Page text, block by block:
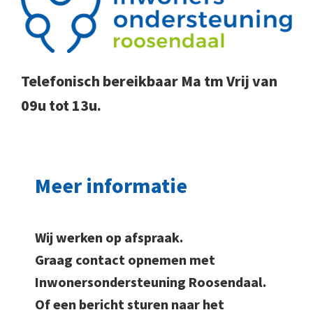
Telefonisch bereikbaar Ma tm Vrij van
09u tot 13u.
Meer informatie
Wij werken op afspraak.
Graag contact opnemen met
Inwonersondersteuning Roosendaal.
Of een bericht sturen naar het